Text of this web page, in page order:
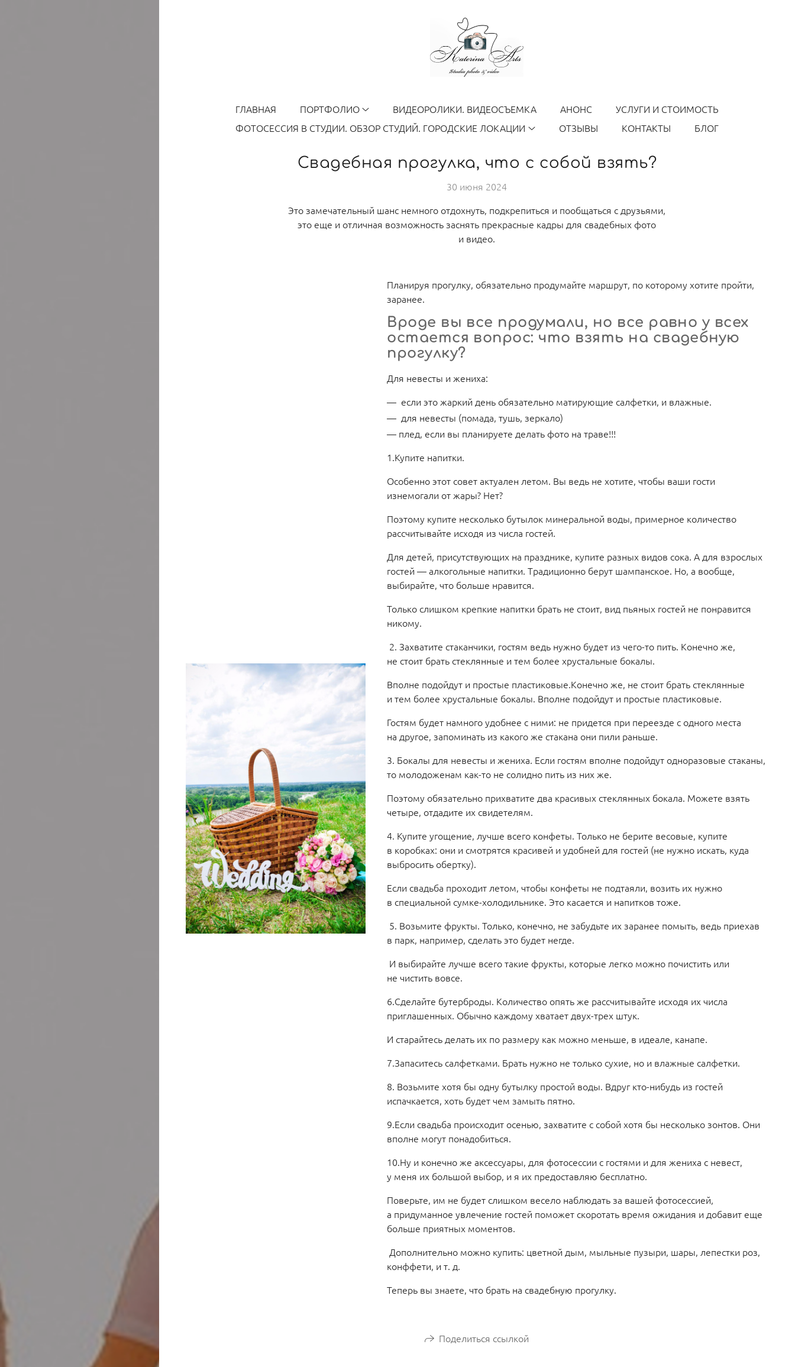
ГЛАВНАЯ ПОРТФОЛИО ВИДЕОРОЛИКИ. ВИДЕОСЪЕМКА АНОНС
УСЛУГИ И СТОИМОСТЬ
ФОТОСЕССИЯ В СТУДИИ. ОБЗОР СТУДИЙ. ГОРОДСКИЕ ЛОКАЦИИ
ОТЗЫВЫ КОНТАКТЫ БЛОГ
Свадебная прогулка, что с собой взять?
30 июня 2024
Это замечательный шанс немного отдохнуть, подкрепиться и пообщаться с друзьями,
это еще и отличная возможность заснять прекрасные кадры для свадебных фото
и видео.
Планируя прогулку, обязательно продумайте маршрут, по которому хотите пройти,
заранее.
Вроде вы все продумали, но все равно у всех
остается вопрос: что взять на свадебную
прогулку?
Для невесты и жениха:
если это жаркий день обязательно матирующие салфетки, и влажные.
для невесты (помада, тушь, зеркало)
плед, если вы планируете делать фото на траве!!!
1.Купите напитки.
Особенно этот совет актуален летом. Вы ведь не хотите, чтобы ваши гости
изнемогали от жары? Нет?
Поэтому купите несколько бутылок минеральной воды, примерное количество
рассчитывайте исходя из числа гостей.
Для детей, присутствующих на празднике, купите разных видов сока. А для взрослых
гостей — алкогольные напитки. Традиционно берут шампанское. Но, а вообще,
выбирайте, что больше нравится.
Только слишком крепкие напитки брать не стоит, вид пьяных гостей не понравится
никому.
2. Захватите стаканчики, гостям ведь нужно будет из чего-то пить. Конечно же,
не стоит брать стеклянные и тем более хрустальные бокалы.
Вполне подойдут и простые пластиковые.Конечно же, не стоит брать стеклянные
и тем более хрустальные бокалы. Вполне подойдут и простые пластиковые.
Гостям будет намного удобнее с ними: не придется при переезде с одного места
на другое, запоминать из какого же стакана они пили раньше.
3. Бокалы для невесты и жениха. Если гостям вполне подойдут одноразовые стаканы,
то молодоженам как-то не солидно пить из них же.
Поэтому обязательно прихватите два красивых стеклянных бокала. Можете взять
четыре, отдадите их свидетелям.
4. Купите угощение, лучше всего конфеты. Только не берите весовые, купите
в коробках: они и смотрятся красивей и удобней для гостей (не нужно искать, куда
выбросить обертку).
Если свадьба проходит летом, чтобы конфеты не подтаяли, возить их нужно
в специальной сумке-холодильнике. Это касается и напитков тоже.
5. Возьмите фрукты. Только, конечно, не забудьте их заранее помыть, ведь приехав
в парк, например, сделать это будет негде.
И выбирайте лучше всего такие фрукты, которые легко можно почистить или
не чистить вовсе.
6.Сделайте бутерброды. Количество опять же рассчитывайте исходя их числа
приглашенных. Обычно каждому хватает двух-трех штук.
И старайтесь делать их по размеру как можно меньше, в идеале, канапе.
7.Запаситесь салфетками. Брать нужно не только сухие, но и влажные салфетки.
8. Возьмите хотя бы одну бутылку простой воды. Вдруг кто-нибудь из гостей
испачкается, хоть будет чем замыть пятно.
9.Если свадьба происходит осенью, захватите с собой хотя бы несколько зонтов. Они
вполне могут понадобиться.
10.Ну и конечно же аксессуары, для фотосессии с гостями и для жениха с невест,
у меня их большой выбор, и я их предоставляю бесплатно.
Поверьте, им не будет слишком весело наблюдать за вашей фотосессией,
а придуманное увлечение гостей поможет скоротать время ожидания и добавит еще
больше приятных моментов.
Дополнительно можно купить: цветной дым, мыльные пузыри, шары, лепестки роз,
конффети, и т. д.
Теперь вы знаете, что брать на свадебную прогулку.
Поделиться ссылкой